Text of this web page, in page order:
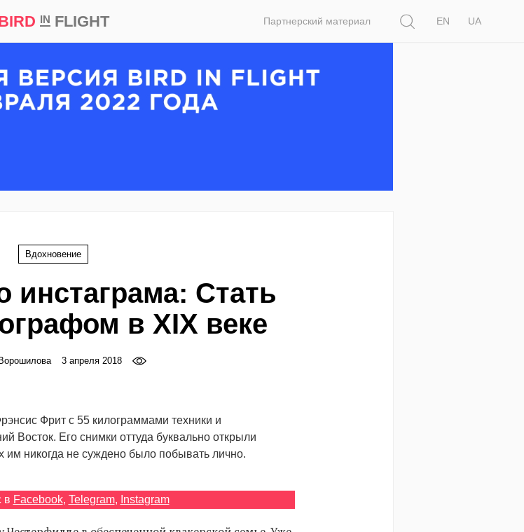
INFLIGHT Партнерский материал
EN
UA
Вдохновение
инстаграма: Стать
в XIX веке
3 апреля 2018
Фрит с 55 килограммами техники и
Восток. Его снимки оттуда буквально открыли
им никогда не суждено было побывать лично.
в Facebook, Telegram, Instagram